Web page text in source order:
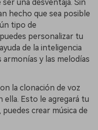
una desventaja. Sin
hecho que sea posible
tipo de
personalizar tu
de la inteligencia
y las melodías
la clonación de voz
ella. Esto le agregará tu
crear música de